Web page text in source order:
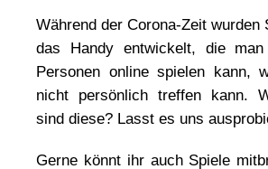
Während der Corona-Zeit wurden
das Handy entwickelt, die
Personen online spielen kann,
nicht persönlich treffen kann.
sind diese? Lasst es uns
Gerne könnt ihr auch Spiele